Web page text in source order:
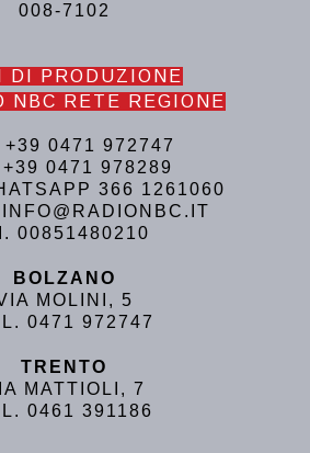
008-7102
DI PRODUZIONE
NBC RETE REGIONE
+39 0471 972747
+39 0471 978289
366 1261060
00851480210
BOLZANO
MOLINI, 5
0471 972747
TRENTO
MATTIOLI, 7
0461 391186